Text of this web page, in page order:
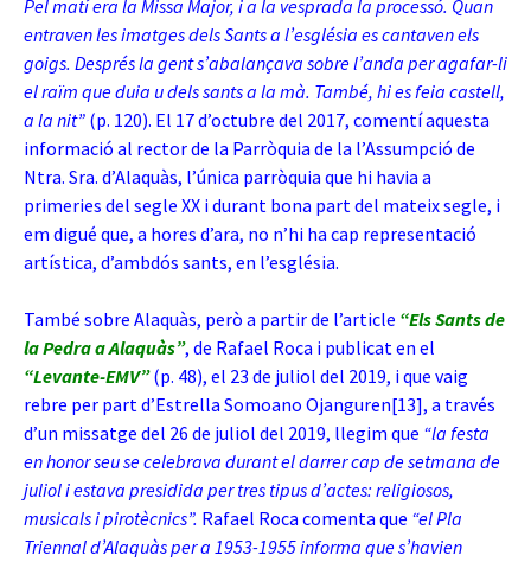
Pel matí era la Missa Major, i a la vesprada la processó. Quan
entraven les imatges dels Sants a l’església es cantaven els
goigs. Després la gent s’abalançava sobre l’anda per agafar-li
el raïm que duia u dels sants a la mà. També, hi es feia castell,
a la nit” (p. 120). El 17 d’octubre del 2017, comentí aquesta
informació al rector de la Parròquia de la l’Assumpció de
Ntra. Sra. d’Alaquàs, l’única parròquia que hi havia a
primeries del segle XX i durant bona part del mateix segle, i
em digué que, a hores d’ara, no n’hi ha cap representació
artística, d’ambdós sants, en l’església.
També sobre Alaquàs, però a partir de l’article “Els Sants de
la Pedra a Alaquàs”, de Rafael Roca i publicat en el
“Levante-EMV” (p. 48), el 23 de juliol del 2019, i que vaig
rebre per part d’Estrella Somoano Ojanguren[13], a través
d’un missatge del 26 de juliol del 2019, llegim que “la festa
en honor seu se celebrava durant el darrer cap de setmana de
juliol i estava presidida per tres tipus d’actes: religiosos,
musicals i pirotècnics”. Rafael Roca comenta que “el Pla
Triennal d’Alaquàs per a 1953-1955 informa que s’havien